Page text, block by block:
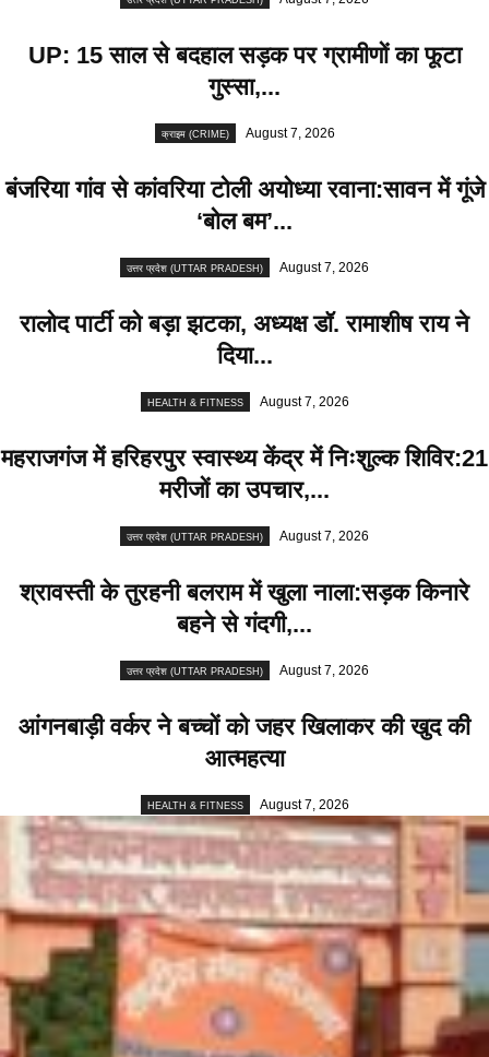
UP: 15 साल से बदहाल सड़क पर ग्रामीणों का फूटा
गुस्सा,...
क्राइम (CRIME) August 7, 2026
बंजरिया गांव से कांवरिया टोली अयोध्या रवाना:सावन में गूंजे
‘बोल बम’...
उत्तर प्रदेश (UTTAR PRADESH) August 7, 2026
रालोद पार्टी को बड़ा झटका, अध्यक्ष डॉ. रामाशीष राय ने
दिया...
HEALTH & FITNESS August 7, 2026
महराजगंज में हरिहरपुर स्वास्थ्य केंद्र में निःशुल्क शिविर:21
मरीजों का उपचार,...
उत्तर प्रदेश (UTTAR PRADESH) August 7, 2026
श्रावस्ती के तुरहनी बलराम में खुला नाला:सड़क किनारे
बहने से गंदगी,...
उत्तर प्रदेश (UTTAR PRADESH) August 7, 2026
आंगनबाड़ी वर्कर ने बच्चों को जहर खिलाकर की खुद की
आत्महत्या
HEALTH & FITNESS August 7, 2026